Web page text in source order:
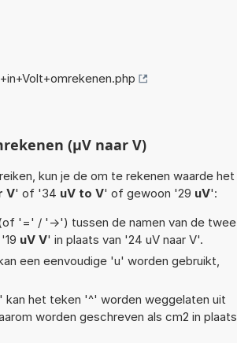
(µV naar V)
kun je de om te rekenen waarde het
V' of '34 uV to V' of gewoon '29 uV':
'=' / '->') tussen de namen van de twee
uV V' in plaats van '24 uV naar V'.
een eenvoudige 'u' worden gebruikt,
het teken '^' worden weggelaten uit
worden geschreven als cm2 in plaats